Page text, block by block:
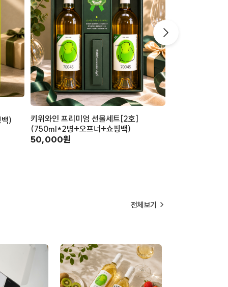
)
키위와인 프리미엄 선물세트[2호]
(750ml*2병+오프너+쇼핑백)
50,000원
전체보기